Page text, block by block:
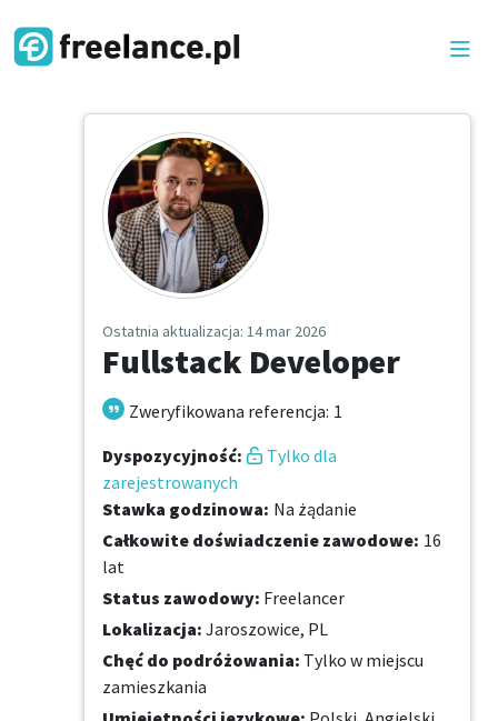
Ostatnia aktualizacja: 14 mar 2026
Fullstack Developer
Zweryfikowana referencja: 1
Dyspozycyjność:
Tylko dla
zarejestrowanych
Stawka godzinowa: Na żądanie
Całkowite doświadczenie zawodowe: 16
lat
Status zawodowy: Freelancer
Lokalizacja: Jaroszowice, PL
Chęć do podróżowania: Tylko w miejscu
zamieszkania